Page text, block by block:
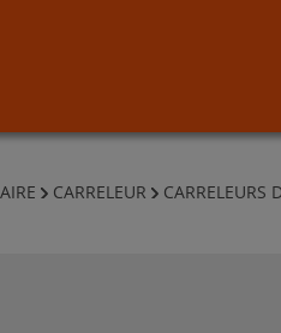
CARRELEUR CARRELEURS